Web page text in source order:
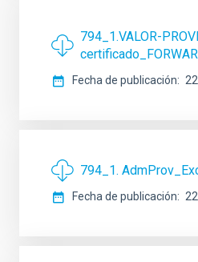
794_1.VALOR-
Fecha de publicación
794_1.
Fecha de publicación